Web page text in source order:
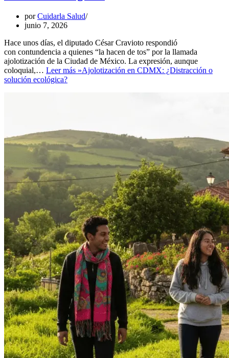
porCuidarla Salud
junio 7, 2026
Hace unos días, el diputado César Cravioto respondió
con contundencia a quienes “la hacen de tos” por la llamada
ajolotización de la Ciudad de México. La expresión, aunque
coloquial,… Leer más »Ajolotización en CDMX: ¿Distracción o
solución ecológica?